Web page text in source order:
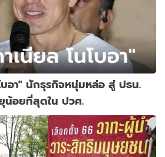
บอา" นักธุรกิจหนุ่มหล่อ สู่ ปธน.
น้อยที่สุดใน ปวศ.